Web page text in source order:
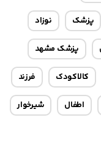
پزشک نوزاد
پزشک مشهد
کالاکودک فرزند
اطفال شیرخوار